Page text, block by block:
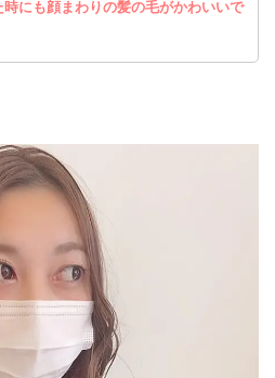
にも顔まわりの髪の毛がかわいいで